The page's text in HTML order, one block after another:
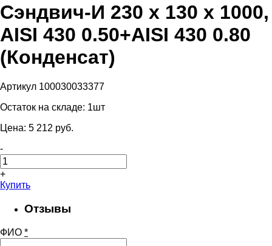
Сэндвич-И 230 х 130 х 1000,
AISI 430 0.50+AISI 430 0.80
(Конденсат)
Артикул 100030033377
Остаток на складе: 1шт
Цена: 5 212 pуб.
-
+
Купить
Отзывы
ФИО *